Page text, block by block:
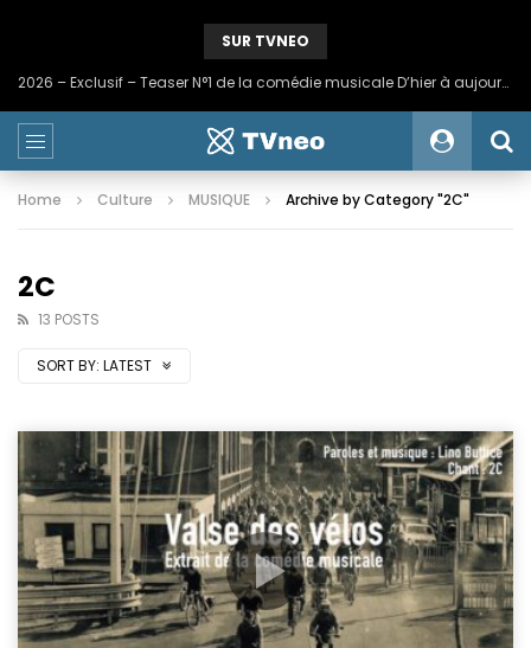
SUR TVNEO
2024 – Une statue colossale en métal en hommage à nos mineurs de fer
Home Culture MUSIQUE Archive by Category "2C"
2C
13 POSTS
SORT BY: LATEST